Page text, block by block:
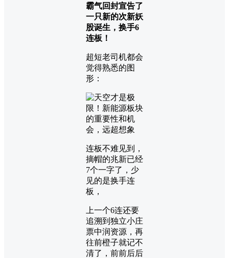
霸气回封宣告了
一只新的次新妖
股诞生，换手6
连板！
超短老司机都会
觉得熟悉的图
形：
连板不难见到，
摘帽的兆新已经
7个一字了，少
见的是换手连
板，
上一个6连还要
追溯到独立小庄
票中润资源，再
往前橙子就记不
清了，前前后后